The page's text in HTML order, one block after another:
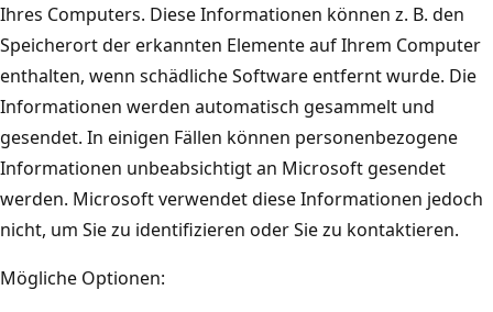
Ihres Computers. Diese Informationen können z. B. den
Speicherort der erkannten Elemente auf Ihrem Computer
enthalten, wenn schädliche Software entfernt wurde. Die
Informationen werden automatisch gesammelt und
gesendet. In einigen Fällen können personenbezogene
Informationen unbeabsichtigt an Microsoft gesendet
werden. Microsoft verwendet diese Informationen jedoch
nicht, um Sie zu identifizieren oder Sie zu kontaktieren.
Mögliche Optionen: